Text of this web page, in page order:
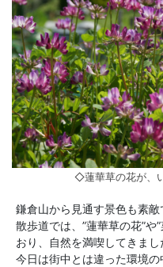
◇蓮華草の花が、
鎌倉山から見通す景色も素敵
散歩道では、”蓮華草の花”や
おり、自然を満喫してきまし
今日は街中とは違った環境